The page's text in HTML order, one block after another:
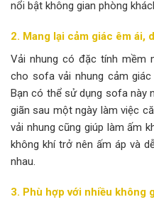
nổi bật không gian phòng
2. Mang lại cảm giác êm ái,
Vải nhung có đặc tính mềm
cho sofa vải nhung cảm
Bạn có thể sử dụng sofa này
giãn sau một ngày làm việc
vải nhung cũng giúp làm ấm
không khí trở nên ấm áp và
nhau.
3. Phù hợp với nhiều không